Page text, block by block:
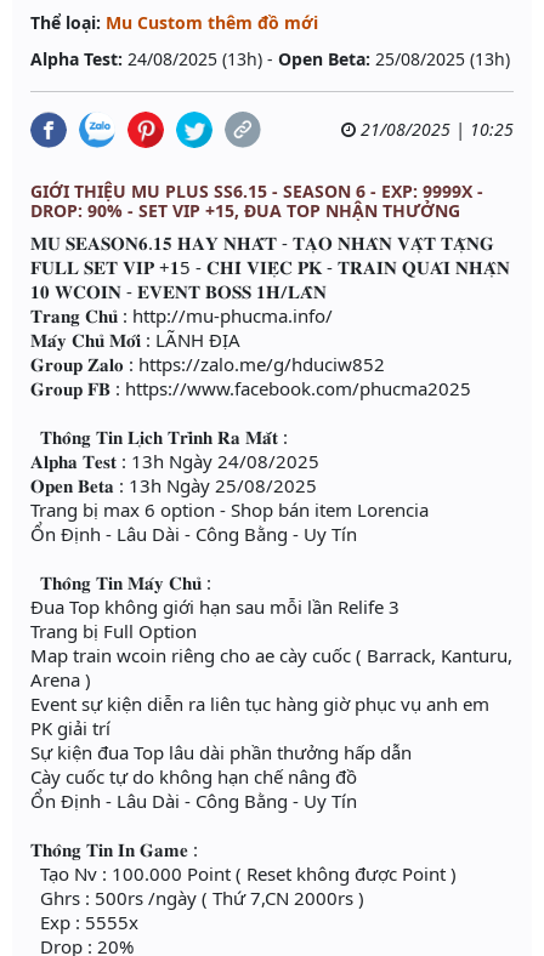
Thể loại: Mu Custom thêm đồ mới
Alpha Test: 24/08/2025 (13h) - Open Beta: 25/08/2025 (13h)
21/08/2025 | 10:25
GIỚI THIỆU MU PLUS SS6.15 - SEASON 6 - EXP: 9999X -
DROP: 90% - SET VIP +15, ĐUA TOP NHẬN THƯỞNG
𝐌𝐔 𝐒𝐄𝐀𝐒𝐎𝐍𝟔.𝟏𝟓 𝐇𝐀𝐘 𝐍𝐇𝐀̂́𝐓 - 𝐓𝐀̣𝐎 𝐍𝐇𝐀̂𝐍 𝐕𝐀̣̂𝐓 𝐓𝐀̣̆𝐍𝐆
𝐅𝐔𝐋𝐋 𝐒𝐄𝐓 𝐕𝐈𝐏 +𝟏5 - 𝐂𝐇𝐈̉ 𝐕𝐈𝐄̣̂𝐂 𝐏𝐊 - 𝐓𝐑𝐀𝐈𝐍 𝐐𝐔𝐀́𝐈 𝐍𝐇𝐀̣̂𝐍
𝟏𝟎 𝐖𝐂𝐎𝐈𝐍 - 𝐄𝐕𝐄𝐍𝐓 𝐁𝐎𝐒𝐒 𝟏𝐇/𝐋𝐀̂̀𝐍
𝐓𝐫𝐚𝐧𝐠 𝐂𝐡𝐮̉ : http://mu-phucma.info/
𝐌𝐚́𝐲 𝐂𝐡𝐮̉ 𝐌𝐨̛́𝐢 : LÃNH ĐỊA
𝐆𝐫𝐨𝐮𝐩 𝐙𝐚𝐥𝐨 : https://zalo.me/g/hduciw852
𝐆𝐫𝐨𝐮𝐩 𝐅𝐁 : https://www.facebook.com/phucma2025
𝐓𝐡𝐨̂𝐧𝐠 𝐓𝐢𝐧 𝐋𝐢̣𝐜𝐡 𝐓𝐫𝐢̀𝐧𝐡 𝐑𝐚 𝐌𝐚̆́𝐭 :
𝐀𝐥𝐩𝐡𝐚 𝐓𝐞𝐬𝐭 : 13h Ngày 24/08/2025
𝐎𝐩𝐞𝐧 𝐁𝐞𝐭𝐚 : 13h Ngày 25/08/2025
Trang bị max 6 option - Shop bán item Lorencia
Ổn Định - Lâu Dài - Công Bằng - Uy Tín
𝐓𝐡𝐨̂𝐧𝐠 𝐓𝐢𝐧 𝐌𝐚́𝐲 𝐂𝐡𝐮̉ :
Đua Top không giới hạn sau mỗi lần Relife 3
Trang bị Full Option
Map train wcoin riêng cho ae cày cuốc ( Barrack, Kanturu,
Arena )
Event sự kiện diễn ra liên tục hàng giờ phục vụ anh em
PK giải trí
Sự kiện đua Top lâu dài phần thưởng hấp dẫn
Cày cuốc tự do không hạn chế nâng đồ
Ổn Định - Lâu Dài - Công Bằng - Uy Tín
𝐓𝐡𝐨̂𝐧𝐠 𝐓𝐢𝐧 𝐈𝐧 𝐆𝐚𝐦𝐞 :
Tạo Nv : 100.000 Point ( Reset không được Point )
Ghrs : 500rs /ngày ( Thứ 7,CN 2000rs )
Exp : 5555x
Drop : 20%